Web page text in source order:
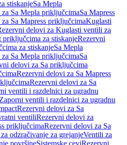
stiskanjeSa Mepla
Sa Mepla priključcimaSa Mapress
Sa Mapress priključcimaKuglasti
delovi za Kuglasti ventili za
priključcima za stiskanjeRezervni
za stiskanjeSa Mepla
Sa Mepla priključcimaSa
delovi za Sa priključcima
Rezervni delovi za Sa Mapress
Rezervni delovi za Sa
ventili i razdelnici za ugradnu
ventili i razdelnici za ugradnu
Rezervni delovi za Sa
ventiliRezervni delovi za
priključcimaRezervni delovi za Sa
odzračivanje za grejanjeVentili za
površineSistemske ceviRezervni